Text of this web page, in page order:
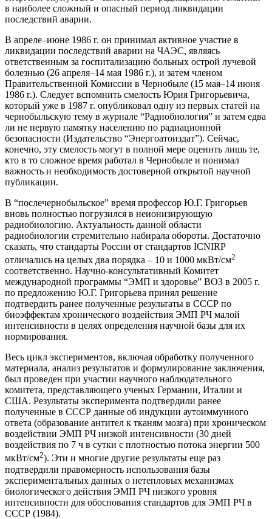
в наиболее сложный и опасный период ликвидации
последствий аварии.
В апреле–июне 1986 г. он принимал активное участие в
ликвидации последствий аварии на ЧАЭС, являясь
ответственным за госпитализацию больных острой лучевой
болезнью (26 апреля–14 мая 1986 г.), и затем членом
Правительственной Комиссии в Чернобыле (15 мая–14 июня
1986 г.). Следует вспомнить смелость Юрия Григорьевича,
который уже в 1987 г. опубликовал одну из первых статей на
чернобыльскую тему в журнале “Радиобиология” и затем едва
ли не первую памятку населению по радиационной
безопасности (Издательство “Энергоатоиздат”). Сейчас,
конечно, эту смелость могут в полной мере оценить лишь те,
кто в то сложное время работал в Чернобыле и понимал
важность и необходимость достоверной открытой научной
публикации.
В “послечернобыльское” время профессор Ю.Г. Григорьев
вновь полностью погрузился в неионизирующую
радиобиологию. Актуальность данной области
радиобиологии стремительно набирала обороты. Достаточно
сказать, что стандарты России от стандартов ICNIRP
отличались на целых два порядка – 10 и 1000 мкВт/см2
соответственно. Научно-консультативный Комитет
международной программы “ЭМП и здоровье” ВОЗ в 2005 г.
по предложению Ю.Г. Григорьева принял решение
подтвердить ранее полученные результаты в СССР по
биоэффектам хронического воздействия ЭМП РЧ малой
интенсивности в целях определения научной базы для их
нормирования.
Весь цикл экспериментов, включая обработку полученного
материала, анализ результатов и формулирование заключения,
был проведен при участии научного наблюдательного
комитета, представляющего ученых Германии, Италии и
США. Результаты эксперимента подтвердили ранее
полученные в СССР данные об индукции аутоиммунного
ответа (образование антител к тканям мозга) при хроническом
воздействии ЭМП РЧ низкой интенсивности (30 дней
воздействия по 7 ч в сутки с плотностью потока энергии 500
мкВт/см2). Эти и многие другие результаты еще раз
подтвердили правомерность использования базы
экспериментальных данных о нетепловых механизмах
биологического действия ЭМП РЧ низкого уровня
интенсивности для обоснования стандартов для ЭМП РЧ в
СССР (1984).